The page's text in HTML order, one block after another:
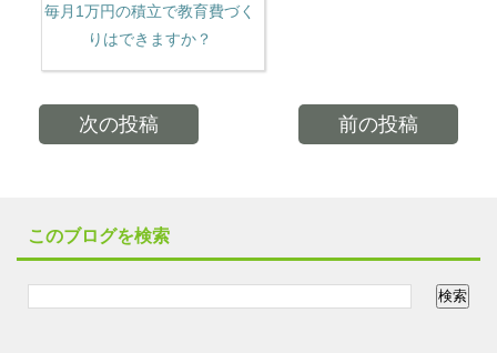
毎月1万円の積立で教育費づく
りはできますか？
次の投稿 前の投稿
このブログを検索